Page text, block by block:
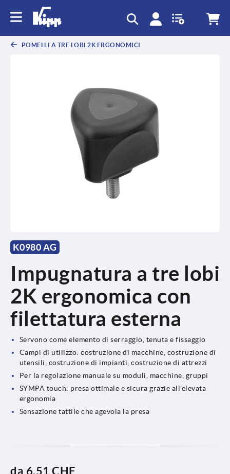
POMELLI A TRE LOBI 2K ERGONOMICI
K0980 AG
Impugnatura a tre lobi
2K ergonomica con
filettatura esterna
Servono come elemento di serraggio, tenuta e fissaggio
Campi di utilizzo: costruzione di macchine, costruzione di
utensili, costruzione di impianti, costruzione di attrezzi
Per la regolazione manuale su moduli, macchine, gruppi
SYMPA touch: presa ottimale e sicura grazie all'elevata
ergonomia
Sensazione tattile che agevola la presa
da 6,51 CHF